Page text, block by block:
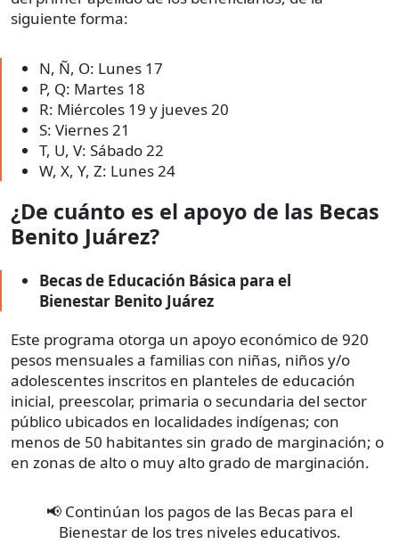
siguiente forma:
N, Ñ, O: Lunes 17
P, Q: Martes 18
R: Miércoles 19 y jueves 20
S: Viernes 21
T, U, V: Sábado 22
W, X, Y, Z: Lunes 24
¿De cuánto es el apoyo de las Becas
Benito Juárez?
Becas de Educación Básica para el
Bienestar Benito Juárez
Este programa otorga un apoyo económico de 920
pesos mensuales a familias con niñas, niños y/o
adolescentes inscritos en planteles de educación
inicial, preescolar, primaria o secundaria del sector
público ubicados en localidades indígenas; con
menos de 50 habitantes sin grado de marginación; o
en zonas de alto o muy alto grado de marginación.
📢 Continúan los pagos de las Becas para el
Bienestar de los tres niveles educativos.